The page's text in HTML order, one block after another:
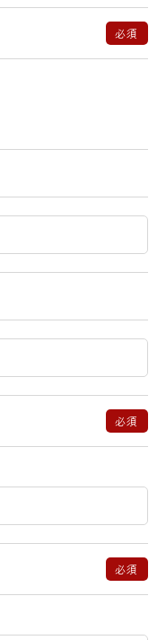
必須
必須
必須